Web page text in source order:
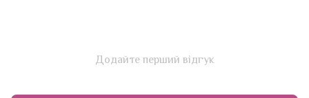
Додайте перший відгук